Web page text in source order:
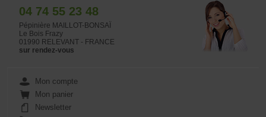
04 74 55 23 48
Pépinière MAILLOT-BONSAÏ
Le Bois Frazy
01990 RELEVANT - FRANCE
sur rendez-vous
Mon compte
Mon panier
Newsletter